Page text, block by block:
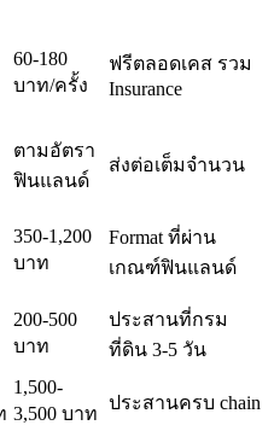
60-180
บาท/ครั้ง
ฟรีตลอดเคส รวม
Insurance
ตามอัตรา
ฟินแลนด์
ส่งต่อเต็มจำนวน
350-1,200
บาท
Format ที่ผ่าน
เกณฑ์ฟินแลนด์
200-500
บาท
ประสานที่กรม
ที่ดิน 3-5 วัน
1,500-
3,500 บาท
ประสานครบ chain